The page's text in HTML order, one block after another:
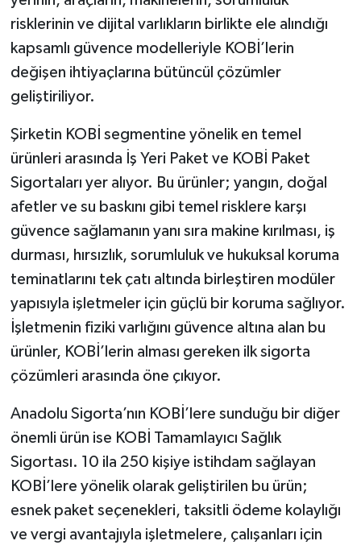
risklerinin ve dijital varlıkların birlikte ele alındığı
kapsamlı güvence modelleriyle KOBİ’lerin
değişen ihtiyaçlarına bütüncül çözümler
geliştiriliyor.
Şirketin KOBİ segmentine yönelik en temel
ürünleri arasında İş Yeri Paket ve KOBİ Paket
Sigortaları yer alıyor. Bu ürünler; yangın, doğal
afetler ve su baskını gibi temel risklere karşı
güvence sağlamanın yanı sıra makine kırılması, iş
durması, hırsızlık, sorumluluk ve hukuksal koruma
teminatlarını tek çatı altında birleştiren modüler
yapısıyla işletmeler için güçlü bir koruma sağlıyor.
İşletmenin fiziki varlığını güvence altına alan bu
ürünler, KOBİ’lerin alması gereken ilk sigorta
çözümleri arasında öne çıkıyor.
Anadolu Sigorta’nın KOBİ’lere sunduğu bir diğer
önemli ürün ise KOBİ Tamamlayıcı Sağlık
Sigortası. 10 ila 250 kişiye istihdam sağlayan
KOBİ’lere yönelik olarak geliştirilen bu ürün;
esnek paket seçenekleri, taksitli ödeme kolaylığı
ve vergi avantajıyla işletmelere, çalışanları için